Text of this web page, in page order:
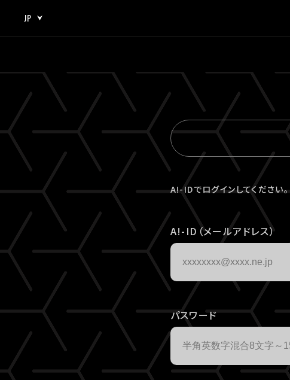
JP
EN
A!-IDでログインしてください。
A!-ID（メールアドレス）
パスワード